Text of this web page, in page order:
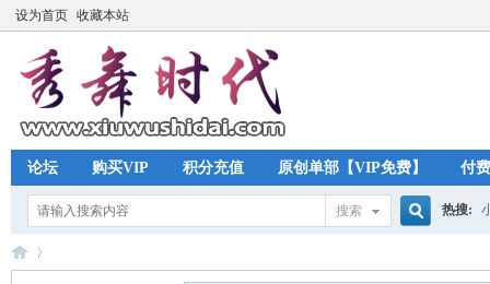
设为首页 收藏本站
论坛 购买VIP 积分充值 原创单部【VIP免费】 付
搜索 热搜: